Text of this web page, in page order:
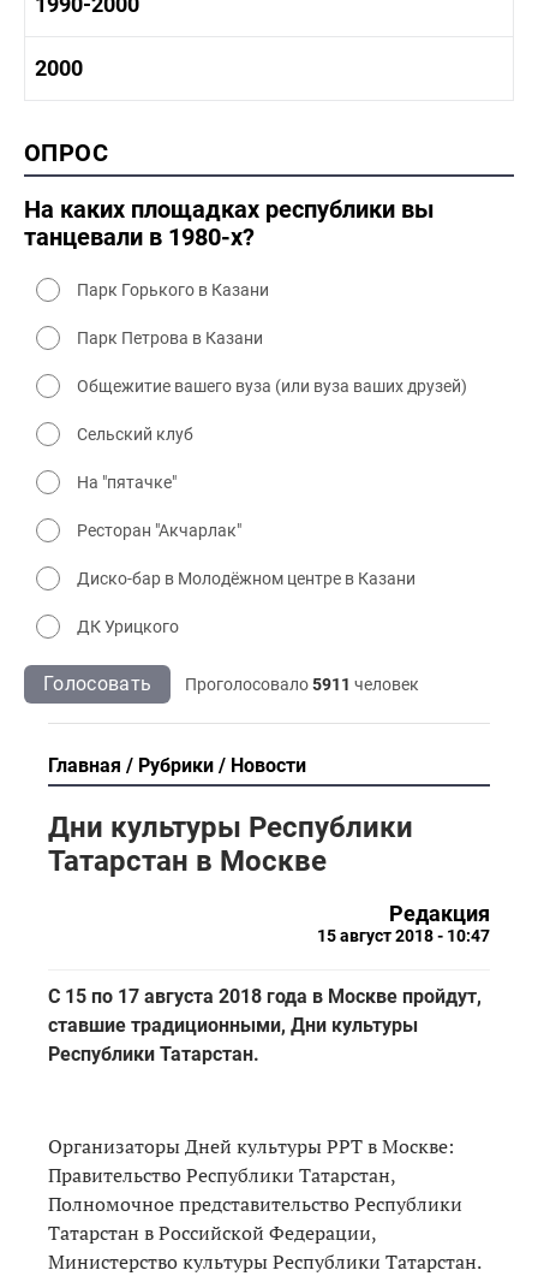
1980-1990 культура
1990-2000 культура
2000
2000 промышленность
2000 культура
ОПРОС
На каких площадках республики вы
танцевали в 1980-х?
Парк Горького в Казани
Парк Петрова в Казани
Общежитие вашего вуза (или вуза ваших друзей)
Сельский клуб
На "пятачке"
Ресторан "Акчарлак"
Диско-бар в Молодёжном центре в Казани
ДК Урицкого
Голосовать Проголосовало5911 человек
Главная Рубрики Новости
Дни культуры Республики
Татарстан в Москве
Редакция
15 август 2018 - 10:47
С 15 по 17 августа 2018 года в Москве пройдут,
ставшие традиционными, Дни культуры
Республики Татарстан.
Организаторы Дней культуры РРТ в Москве:
Правительство Республики Татарстан,
Полномочное представительство Республики
Татарстан в Российской Федерации,
Министерство культуры Республики Татарстан.